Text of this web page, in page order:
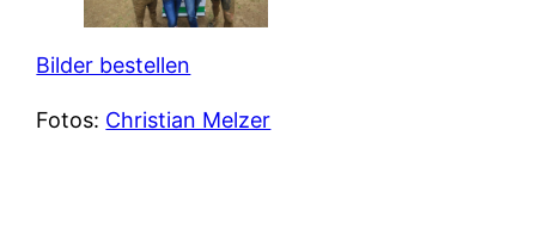
Bilder bestellen
Fotos: Christian Melzer